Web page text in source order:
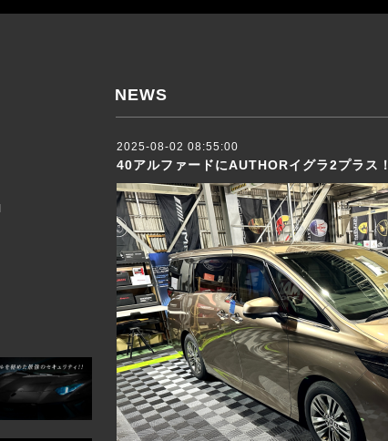
NEWS
2025-08-02 08:55:00
40アルファードにAUTHORイグラ2プラス！